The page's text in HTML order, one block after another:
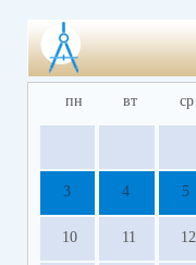
пн вт ср
3 4 5
10 11 12